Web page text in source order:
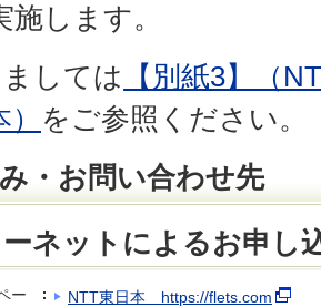
します。
しては
【別紙3】（
をご参照ください。
・お問い合わせ先
ーネットによるお申し
ー
NTT東日本 https://flets.com